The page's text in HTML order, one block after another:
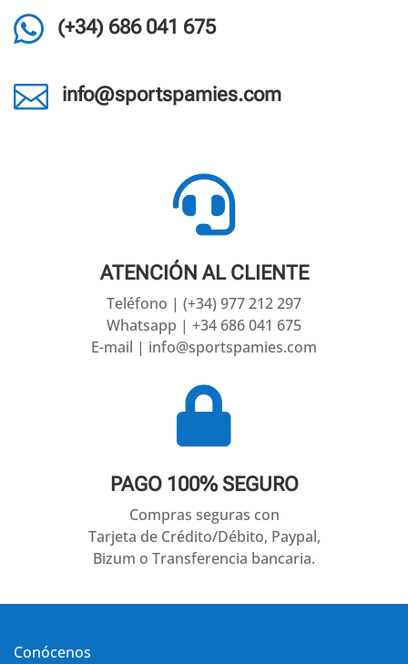
 (+34) 686 041 675
 info@sportspamies.com

ATENCIÓN AL CLIENTE
Teléfono | (+34) 977 212 297
Whatsapp | +34 686 041 675
E-mail | info@sportspamies.com

PAGO 100% SEGURO
Compras seguras con
Tarjeta de Crédito/Débito, Paypal,
Bizum o Transferencia bancaria.
Conócenos